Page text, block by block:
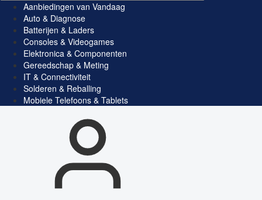
Aanbiedingen van Vandaag
Auto & Diagnose
Batterijen & Laders
Consoles & Videogames
Elektronica & Componenten
Gereedschap & Meting
IT & Connectiviteit
Solderen & Reballing
Mobiele Telefoons & Tablets